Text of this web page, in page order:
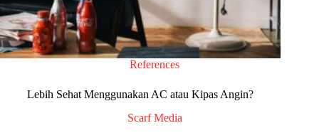
References
Lebih Sehat Menggunakan AC atau Kipas Angin?
Scarf Media